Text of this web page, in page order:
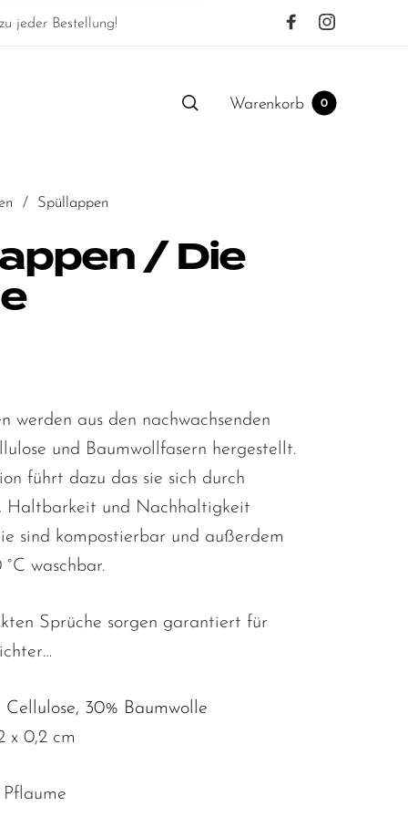
jeder Bestellung!
Warenkorb 0
/ Spüllappen
/ Die
werden aus den nachwachsenden
und Baumwollfasern hergestellt.
führt dazu das sie sich durch
Haltbarkeit und Nachhaltigkeit
sind kompostierbar und außerdem
waschbar.
Sprüche sorgen garantiert für
30% Baumwolle
x 0,2 cm